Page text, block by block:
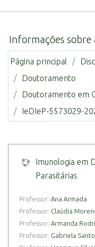
Informações sobre
Página principal
Doutoramento
Doutoramento em
IeDIeP-5573029-
Imunologia em
Parasitárias
Professor: Ana Armada
Professor: Claúdia
Professor: Armanda
Professor: Gabriela